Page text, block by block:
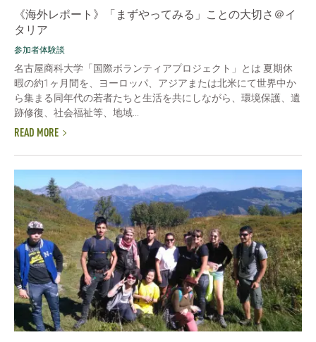
《海外レポート》「まずやってみる」ことの大切さ＠イ
タリア
参加者体験談
名古屋商科大学「国際ボランティアプロジェクト」とは 夏期休
暇の約1ヶ月間を、ヨーロッパ、アジアまたは北米にて世界中か
ら集まる同年代の若者たちと生活を共にしながら、環境保護、遺
跡修復、社会福祉等、地域...
READ MORE